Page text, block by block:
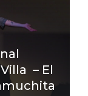
– El